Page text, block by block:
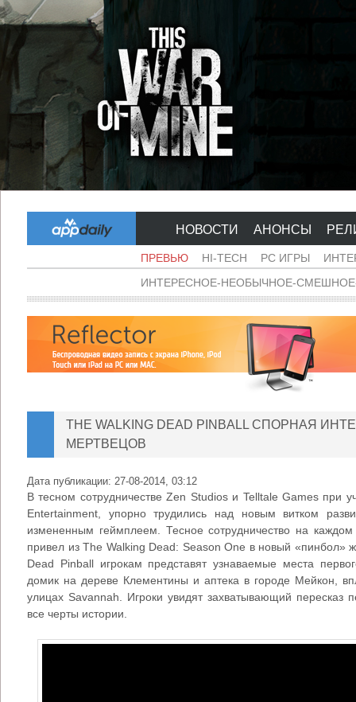
НОВОСТИ АНОНСЫ
ПРЕВЬЮ HI-TECH PC ИГРЫ
ИНТЕРЕСНОЕ-НЕОБЫЧНОЕ-
THE WALKING DEAD PINBALL СПОРНАЯ
МЕРТВЕЦОВ
Дата публикации: 27-08-2014, 03:12
В тесном сотрудничестве Zen Studios и Telltale Games при
Entertainment, упорно трудились над новым витком
измененным геймплеем. Тесное сотрудничество на
привел из The Walking Dead: Season One в новый «пинбол»
Dead Pinball игрокам представят узнаваемые места
домик на дереве Клементины и аптека в городе Мейкон,
улицах Savannah. Игроки увидят захватывающий пересказ
все черты истории.